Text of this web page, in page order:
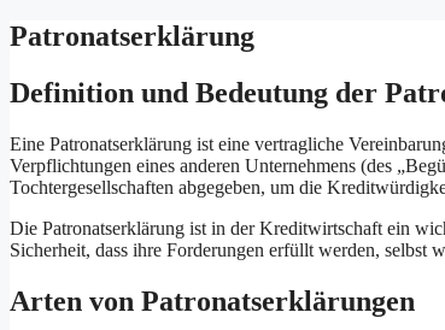
Patronatserklärung
Definition und Bedeutung der
Eine Patronatserklärung ist eine vertragliche
Verpflichtungen eines anderen Unternehmens (des
Tochtergesellschaften abgegeben, um die
Die Patronatserklärung ist in der Kreditwirtschaft ein
Sicherheit, dass ihre Forderungen erfüllt werden, selbst
Arten von Patronatserklärungen